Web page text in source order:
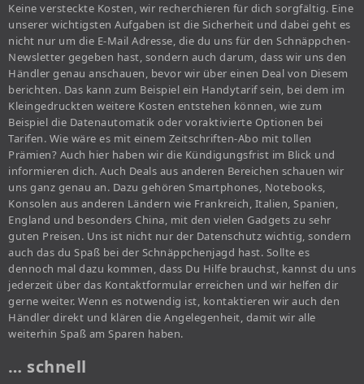
Keine versteckte Kosten, wir recherchieren für dich sorgfältig. Eine
unserer wichtigsten Aufgaben ist die Sicherheit und dabei geht es
nicht nur um die E-Mail Adresse, die du uns für den Schnäppchen-
Newsletter gegeben hast, sondern auch darum, dass wir uns den
Händler genau anschauen, bevor wir über einen Deal von Diesem
berichten. Das kann zum Beispiel ein Handytarif sein, bei dem im
Kleingedruckten weitere Kosten entstehen können, wie zum
Beispiel die Datenautomatik oder voraktivierte Optionen bei
Tarifen. Wie wäre es mit einem Zeitschriften-Abo mit tollen
Prämien? Auch hier haben wir die Kündigungsfrist im Blick und
informieren dich. Auch Deals aus anderen Bereichen schauen wir
uns ganz genau an. Dazu gehören Smartphones, Notebooks,
Konsolen aus anderen Ländern wie Frankreich, Italien, Spanien,
England und besonders China, mit den vielen Gadgets zu sehr
guten Preisen. Uns ist nicht nur der Datenschutz wichtig, sondern
auch das du Spaß bei der Schnäppchenjagd hast. Sollte es
dennoch mal dazu kommen, dass Du Hilfe brauchst, kannst du uns
jederzeit über das Kontaktformular erreichen und wir helfen dir
gerne weiter. Wenn es notwendig ist, kontaktieren wir auch den
Händler direkt und klären die Angelegenheit, damit wir alle
weiterhin Spaß am Sparen haben.
… schnell